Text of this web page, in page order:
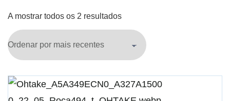
A mostrar todos os 2 resultados